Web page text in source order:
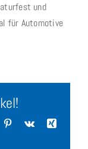
und
für Automotive
Pinterest
Vk
Xing